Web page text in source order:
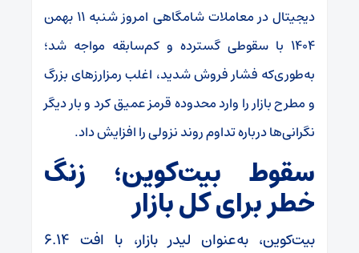
دیجیتال در معاملات شامگاهی امروز شنبه ۱۱ بهمن
۱۴۰۴ با سقوطی گسترده و کم‌سابقه مواجه شد؛
به‌طوری‌که فشار فروش شدید، اغلب رمزارز‌های بزرگ
و مطرح بازار را وارد محدوده قرمز عمیق کرد و بار دیگر
نگرانی‌ها درباره تداوم روند نزولی را افزایش داد.
سقوط بیت‌کوین؛ زنگ
خطر برای کل بازار
بیت‌کوین، به‌عنوان لیدر بازار، با افت ۶.۱۴